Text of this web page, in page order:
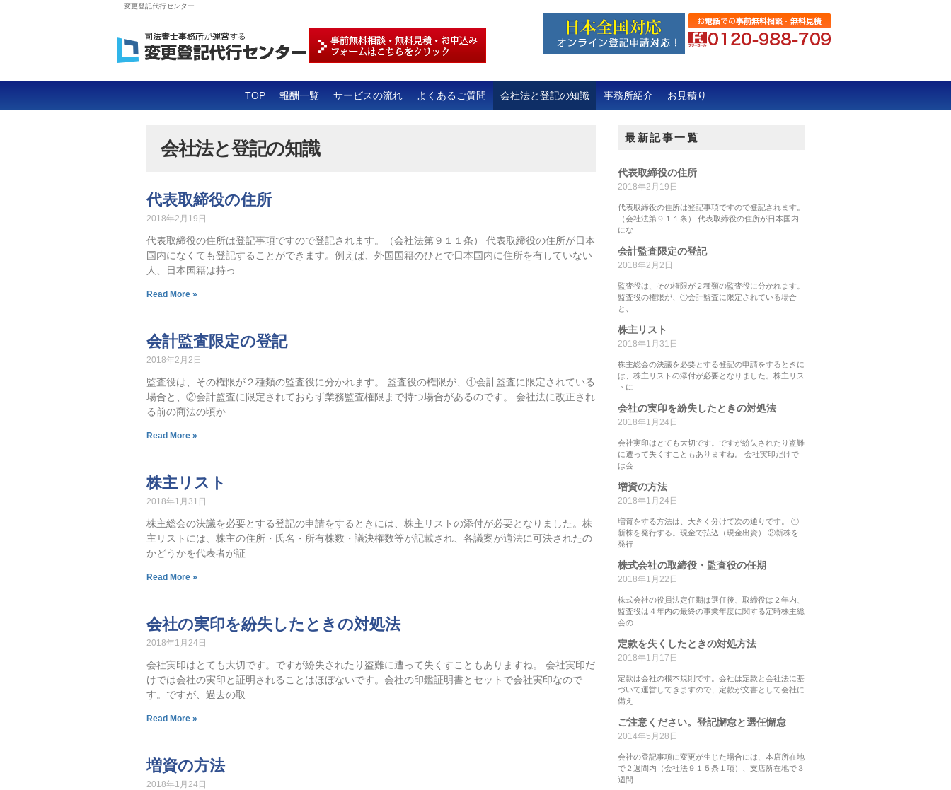
変更登記代行センター
TOP 報酬一覧 サービスの流れ よくあるご質問 会社法と登記の知識 事務所紹介 お見積り
会社法と登記の知識
代表取締役の住所
2018年2月19日
代表取締役の住所は登記事項ですので登記されます。（会社法第９１１条） 代表取締役の住所が日本
国内になくても登記することができます。例えば、外国国籍のひとで日本国内に住所を有していない
人、日本国籍は持っ
Read More »
会計監査限定の登記
2018年2月2日
監査役は、その権限が２種類の監査役に分かれます。 監査役の権限が、①会計監査に限定されている
場合と、②会計監査に限定されておらず業務監査権限まで持つ場合があるのです。 会社法に改正され
る前の商法の頃か
Read More »
株主リスト
2018年1月31日
株主総会の決議を必要とする登記の申請をするときには、株主リストの添付が必要となりました。株
主リストには、株主の住所・氏名・所有株数・議決権数等が記載され、各議案が適法に可決されたの
かどうかを代表者が証
Read More »
会社の実印を紛失したときの対処法
2018年1月24日
会社実印はとても大切です。ですが紛失されたり盗難に遭って失くすこともありますね。 会社実印だ
けでは会社の実印と証明されることはほぼないです。会社の印鑑証明書とセットで会社実印なので
す。ですが、過去の取
Read More »
増資の方法
2018年1月24日
最新記事一覧
代表取締役の住所
2018年2月19日
代表取締役の住所は登記事項ですので登記されます。
（会社法第９１１条） 代表取締役の住所が日本国内
にな
会計監査限定の登記
2018年2月2日
監査役は、その権限が２種類の監査役に分かれます。
監査役の権限が、①会計監査に限定されている場合
と、
株主リスト
2018年1月31日
株主総会の決議を必要とする登記の申請をするときに
は、株主リストの添付が必要となりました。株主リス
トに
会社の実印を紛失したときの対処法
2018年1月24日
会社実印はとても大切です。ですが紛失されたり盗難
に遭って失くすこともありますね。 会社実印だけで
は会
増資の方法
2018年1月24日
増資をする方法は、大きく分けて次の通りです。 ①
新株を発行する。現金で払込（現金出資） ②新株を
発行
株式会社の取締役・監査役の任期
2018年1月22日
株式会社の役員法定任期は選任後、取締役は２年内、
監査役は４年内の最終の事業年度に関する定時株主総
会の
定款を失くしたときの対処方法
2018年1月17日
定款は会社の根本規則です。会社は定款と会社法に基
づいて運営してきますので、定款が文書として会社に
備え
ご注意ください。登記懈怠と選任懈怠
2014年5月28日
会社の登記事項に変更が生じた場合には、本店所在地
で２週間内（会社法９１５条１項）、支店所在地で３
週間